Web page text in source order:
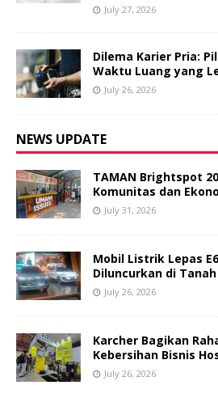
July 27, 2026
Dilema Karier Pria:
Waktu Luang yang
July 26, 2026
NEWS UPDATE
TAMAN Brightspot
Komunitas dan
July 31, 2026
Mobil Listrik Lepas
Diluncurkan di
July 26, 2026
Karcher Bagikan
Kebersihan Bisnis
July 26, 2026